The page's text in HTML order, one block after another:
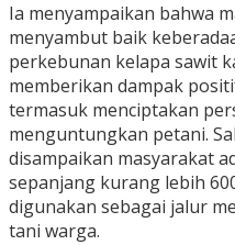
Ia menyampaikan bahwa
menyambut baik
perkebunan kelapa sawit
memberikan dampak
termasuk menciptakan
menguntungkan petani.
disampaikan masyarakat
sepanjang kurang lebih
digunakan sebagai jalur
tani warga.